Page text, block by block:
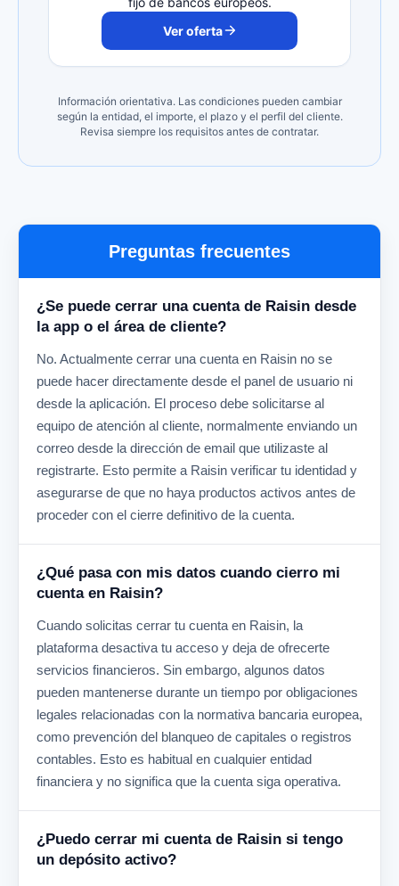
Ver oferta
Información orientativa. Las condiciones pueden cambiar
según la entidad, el importe, el plazo y el perfil del cliente.
Revisa siempre los requisitos antes de contratar.
Preguntas frecuentes
¿Se puede cerrar una cuenta de Raisin desde
la app o el área de cliente?
No. Actualmente cerrar una cuenta en Raisin no se
puede hacer directamente desde el panel de usuario ni
desde la aplicación. El proceso debe solicitarse al
equipo de atención al cliente, normalmente enviando un
correo desde la dirección de email que utilizaste al
registrarte. Esto permite a Raisin verificar tu identidad y
asegurarse de que no haya productos activos antes de
proceder con el cierre definitivo de la cuenta.
¿Qué pasa con mis datos cuando cierro mi
cuenta en Raisin?
Cuando solicitas cerrar tu cuenta en Raisin, la
plataforma desactiva tu acceso y deja de ofrecerte
servicios financieros. Sin embargo, algunos datos
pueden mantenerse durante un tiempo por obligaciones
legales relacionadas con la normativa bancaria europea,
como prevención del blanqueo de capitales o registros
contables. Esto es habitual en cualquier entidad
financiera y no significa que la cuenta siga operativa.
¿Puedo cerrar mi cuenta de Raisin si tengo
un depósito activo?